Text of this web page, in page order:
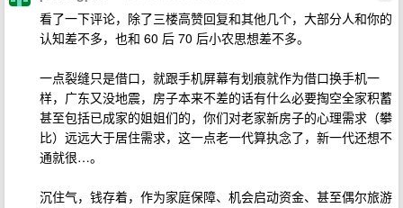
看了一下评论，除了三楼高赞回复和其他几个，大部分人和你的
认知差不多，也和 60 后 70 后小农思想差不多。
一点裂缝只是借口，就跟手机屏幕有划痕就作为借口换手机一
样，广东又没地震，房子本来不差的话有什么必要掏空全家积蓄
甚至包括已成家的姐姐们的，你们对老家新房子的心理需求（攀
比）远远大于居住需求，这一点老一代算执念了，新一代还想不
通就很…。
沉住气，钱存着，作为家庭保障、机会启动资金、甚至偶尔旅游